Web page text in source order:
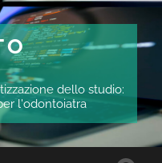
dello studio:
l'odontoiatra